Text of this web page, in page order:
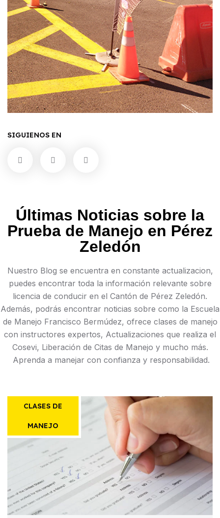
SIGUIENOS EN
Últimas Noticias sobre la
Prueba de Manejo en Pérez
Zeledón
Nuestro Blog se encuentra en constante actualizacion,
puedes encontrar toda la información relevante sobre
licencia de conducir en el Cantón de Pérez Zeledón.
Además, podrás encontrar noticias sobre como la Escuela
de Manejo Francisco Bermúdez, ofrece clases de manejo
con instructores expertos, Actualizaciones que realiza el
Cosevi, Liberación de Citas de Manejo y mucho más.
Aprenda a manejar con confianza y responsabilidad.
CLASES DE
MANEJO